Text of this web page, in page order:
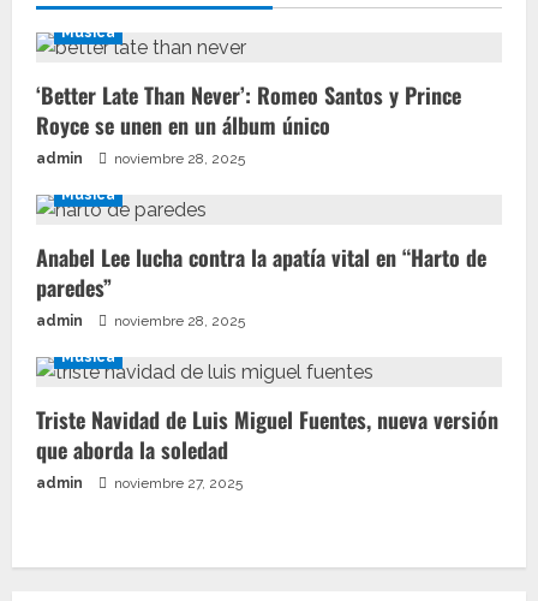
Música
‘Better Late Than Never’: Romeo Santos y Prince
Royce se unen en un álbum único
admin noviembre 28, 2025
Música
Anabel Lee lucha contra la apatía vital en “Harto de
paredes”
admin noviembre 28, 2025
Música
Triste Navidad de Luis Miguel Fuentes, nueva versión
que aborda la soledad
admin noviembre 27, 2025